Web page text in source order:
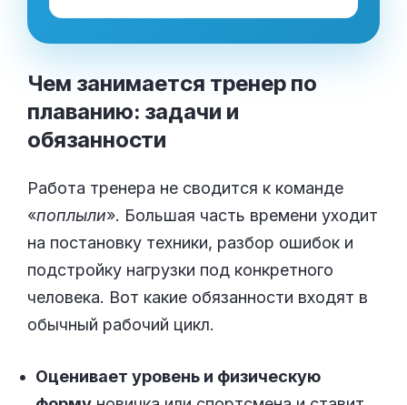
Чем занимается тренер по
плаванию: задачи и
обязанности
Работа тренера не сводится к команде
«поплыли». Большая часть времени уходит
на постановку техники, разбор ошибок и
подстройку нагрузки под конкретного
человека. Вот какие обязанности входят в
обычный рабочий цикл.
Оценивает уровень и физическую